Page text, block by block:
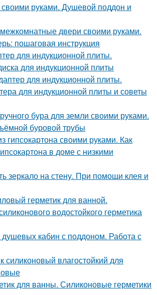
руками. Душевой поддон и
межкомнатные двери своими руками.
пошаговая инструкция
для индукционной плиты.
для индукционной плиты
для индукционной плиты.
для индукционной плиты и советы
бура для земли своими руками.
буровой трубы
гипсокартона своими руками. Как
в доме с низкими
зеркало на стену. При помощи клея и
герметик для ванной.
водостойкого герметика
душевых кабин с поддоном. Работа с
силиконовый влагостойкий для
для ванны. Силиконовые герметики